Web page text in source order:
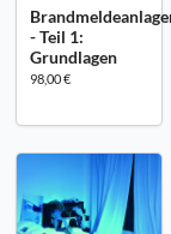
- Teil 1:
Grundlagen
98,00 €